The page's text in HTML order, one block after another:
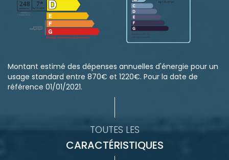
Montant estimé des dépenses annuelles d'énergie pour un
usage standard entre 870€ et 1220€. Pour la date de
référence 01/01/2021.
TOUTES LES
CARACTÉRISTIQUES